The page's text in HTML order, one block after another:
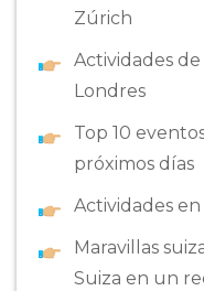
Zúrich
Actividades
Londres
Top 10
próximos días
Actividades
Maravillas
Suiza en un